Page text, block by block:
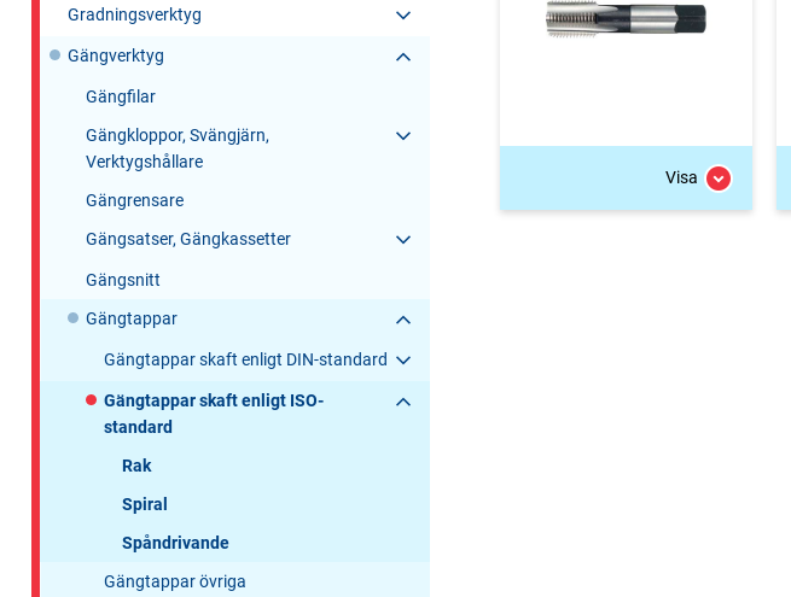
Gradningsverktyg
Gängverktyg
Gängfilar
Gängkloppor, Svängjärn,
Verktygshållare
Gängrensare
Gängsatser, Gängkassetter
Gängsnitt
Gängtappar
Gängtappar skaft enligt DIN-standard
Gängtappar skaft enligt ISO-
standard
Rak
Spiral
Spåndrivande
Gängtappar övriga
Visa